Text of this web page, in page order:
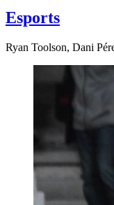
Esports
Ryan Toolson, Dani